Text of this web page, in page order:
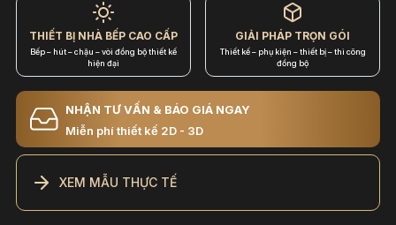
THIẾT BỊ NHÀ BẾP CAO CẤP
Bếp – hút – chậu – vòi đồng bộ thiết kế
hiện đại
GIẢI PHÁP TRỌN GÓI
Thiết kế – phụ kiện – thiết bị – thi công
đồng bộ
NHẬN TƯ VẤN & BÁO GIÁ NGAY
Miễn phí thiết kế 2D - 3D
XEM MẪU THỰC TẾ